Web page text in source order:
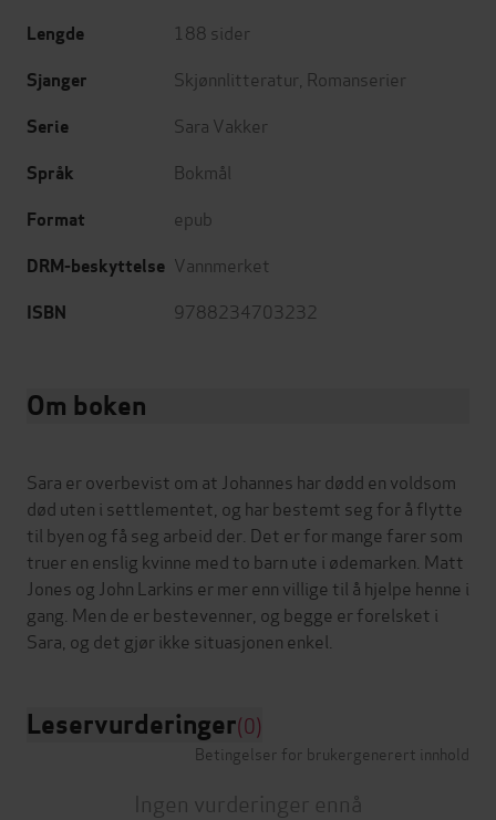
Lengde 188 sider
Sjanger Skjønnlitteratur Romanserier
Serie Sara Vakker
Språk Bokmål
Format epub
DRM-beskyttelse Vannmerket
ISBN 9788234703232
Om boken
Sara er overbevist om at Johannes har dødd en voldsom
død uten i settlementet, og har bestemt seg for å flytte
til byen og få seg arbeid der. Det er for mange farer som
truer en enslig kvinne med to barn ute i ødemarken. Matt
Jones og John Larkins er mer enn villige til å hjelpe henne i
gang. Men de er bestevenner, og begge er forelsket i
Leservurderinger(0)
Betingelser for brukergenerert innhold
Ingen vurderinger ennå